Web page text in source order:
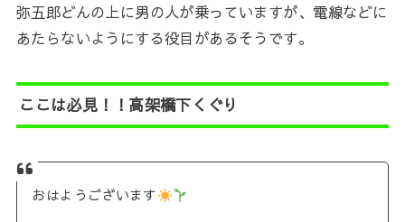
弥五郎どんの上に男の人が乗っていますが、電線などに
あたらないようにする役目があるそうです。
ここは必見！！高架橋下くぐり
おはようございます